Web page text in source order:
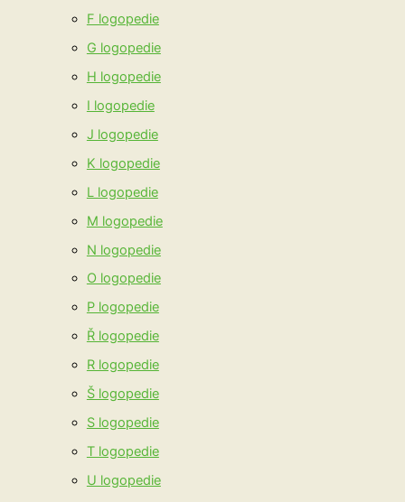
F logopedie
G logopedie
H logopedie
I logopedie
J logopedie
K logopedie
L logopedie
M logopedie
N logopedie
O logopedie
P logopedie
Ř logopedie
R logopedie
Š logopedie
S logopedie
T logopedie
U logopedie